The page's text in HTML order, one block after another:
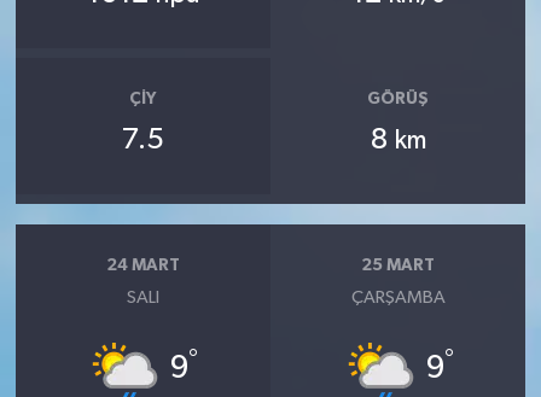
ÇIY
7.5
GÖRÜŞ
8 km
24 MART
SALI
9°
25 MART
ÇARŞAMBA
9°